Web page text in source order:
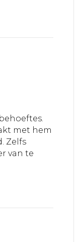
met hem
Zelfs
van te